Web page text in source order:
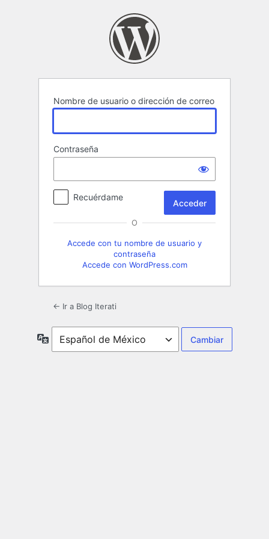
Nombre de usuario o dirección de correo
Contraseña
Recuérdame
O
Accede con tu nombre de usuario y
contraseña
Accede con WordPress.com
← Ir a Blog Iterati
Idioma